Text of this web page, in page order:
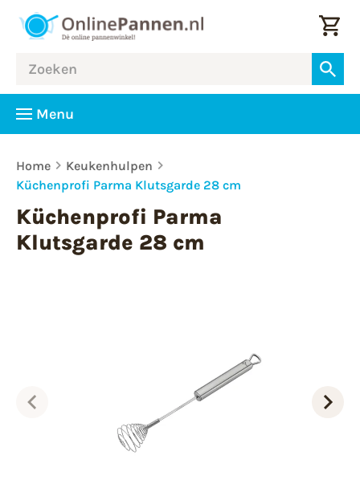
Menu
Home
Keukenhulpen
Küchenprofi Parma Klutsgarde 28 cm
Küchenprofi Parma
Klutsgarde 28 cm